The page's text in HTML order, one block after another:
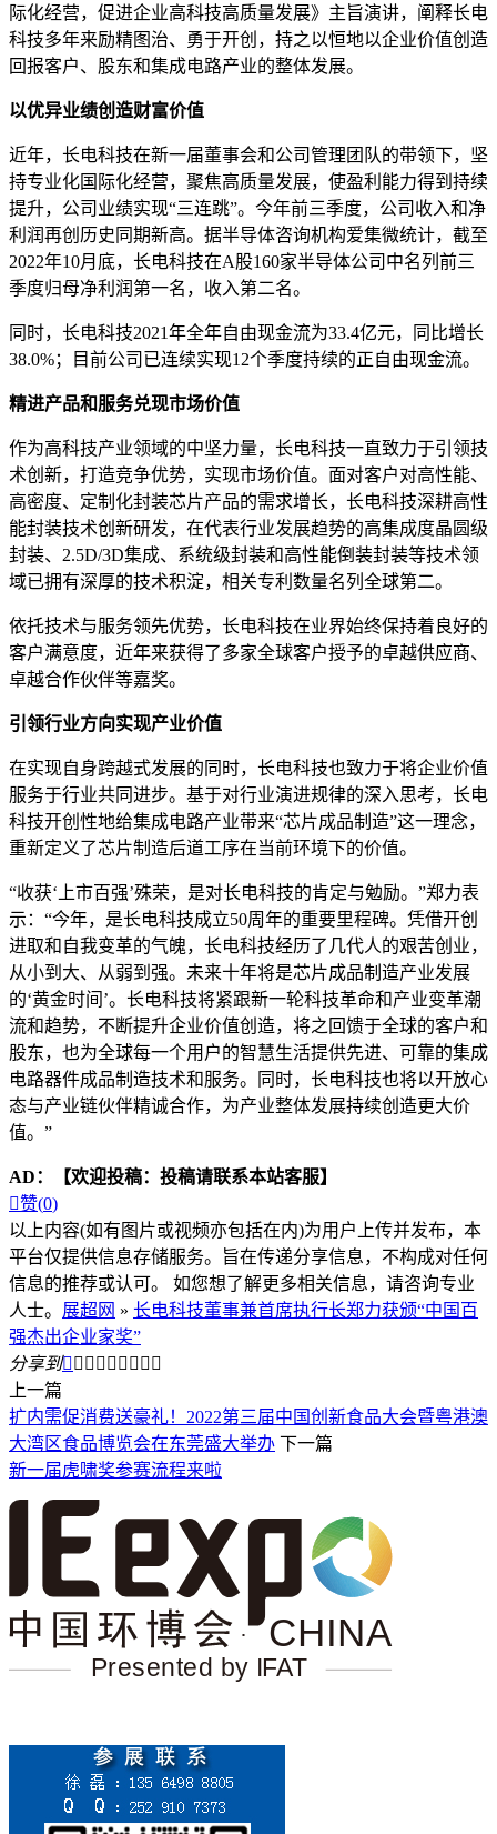
际化经营，促进企业高科技高质量发展》主旨演讲，阐释长电
科技多年来励精图治、勇于开创，持之以恒地以企业价值创造
回报客户、股东和集成电路产业的整体发展。
以优异业绩创造财富价值
近年，长电科技在新一届董事会和公司管理团队的带领下，坚
持专业化国际化经营，聚焦高质量发展，使盈利能力得到持续
提升，公司业绩实现“三连跳”。今年前三季度，公司收入和净
利润再创历史同期新高。据半导体咨询机构爱集微统计，截至
2022年10月底，长电科技在A股160家半导体公司中名列前三
季度归母净利润第一名，收入第二名。
同时，长电科技2021年全年自由现金流为33.4亿元，同比增长
38.0%；目前公司已连续实现12个季度持续的正自由现金流。
精进产品和服务兑现市场价值
作为高科技产业领域的中坚力量，长电科技一直致力于引领技
术创新，打造竞争优势，实现市场价值。面对客户对高性能、
高密度、定制化封装芯片产品的需求增长，长电科技深耕高性
能封装技术创新研发，在代表行业发展趋势的高集成度晶圆级
封装、2.5D/3D集成、系统级封装和高性能倒装封装等技术领
域已拥有深厚的技术积淀，相关专利数量名列全球第二。
依托技术与服务领先优势，长电科技在业界始终保持着良好的
客户满意度，近年来获得了多家全球客户授予的卓越供应商、
卓越合作伙伴等嘉奖。
引领行业方向实现产业价值
在实现自身跨越式发展的同时，长电科技也致力于将企业价值
服务于行业共同进步。基于对行业演进规律的深入思考，长电
科技开创性地给集成电路产业带来“芯片成品制造”这一理念，
重新定义了芯片制造后道工序在当前环境下的价值。
“收获‘上市百强’殊荣，是对长电科技的肯定与勉励。”郑力表
示：“今年，是长电科技成立50周年的重要里程碑。凭借开创
进取和自我变革的气魄，长电科技经历了几代人的艰苦创业，
从小到大、从弱到强。未来十年将是芯片成品制造产业发展
的‘黄金时间’。长电科技将紧跟新一轮科技革命和产业变革潮
流和趋势，不断提升企业价值创造，将之回馈于全球的客户和
股东，也为全球每一个用户的智慧生活提供先进、可靠的集成
电路器件成品制造技术和服务。同时，长电科技也将以开放心
态与产业链伙伴精诚合作，为产业整体发展持续创造更大价
值。”
AD：
【欢迎投稿：投稿请联系本站客服】
赞(0)
以上内容(如有图片或视频亦包括在内)为用户上传并发布，本
平台仅提供信息存储服务。旨在传递分享信息，不构成对任何
信息的推荐或认可。 如您想了解更多相关信息，请咨询专业
人士。 展超网 » 长电科技董事兼首席执行长郑力获颁“中国百
强杰出企业家奖”
分享到        
上一篇
扩内需促消费送豪礼！2022第三届中国创新食品大会暨粤港澳
大湾区食品博览会在东莞盛大举办 下一篇
新一届虎啸奖参赛流程来啦